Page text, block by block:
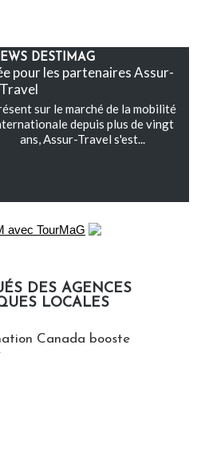
DESTIMAG
pour les partenaires Assur-
Travel
sur le marché de la mobilité
depuis plus de vingt
ans, Assur-Travel s'est...
DES AGENCES
LOCALES
Canada booste